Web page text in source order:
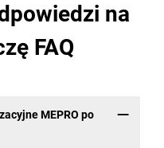
na
FAQ
MEPRO po